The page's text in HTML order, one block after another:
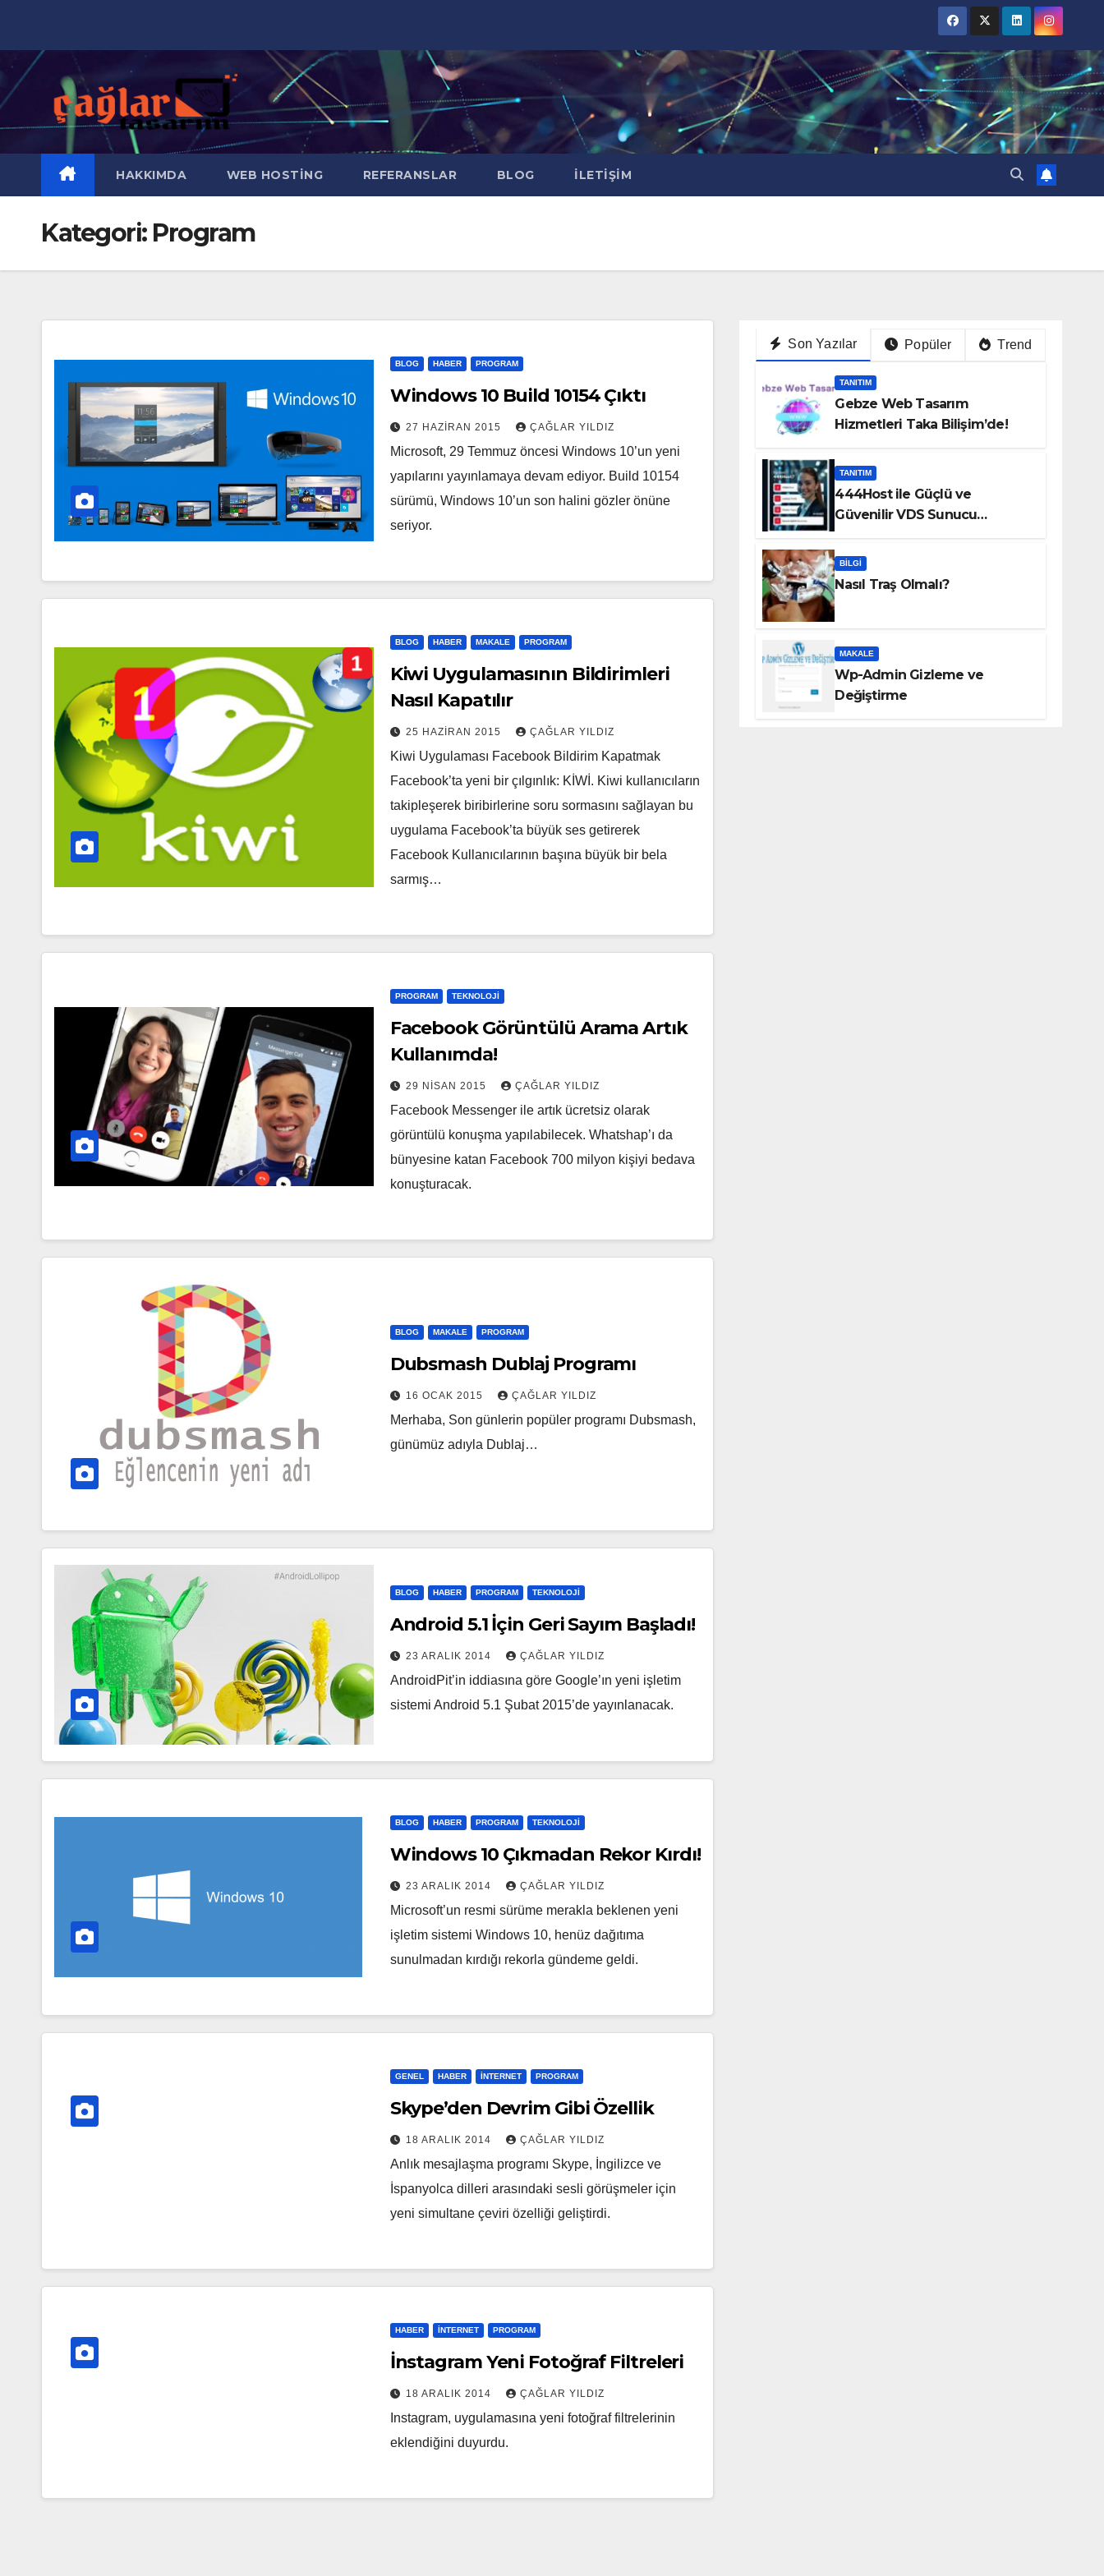
content
HAKKIMDA WEB HOSTING REFERANSLAR BLOG İLETIŞIM
Kategori: Program
BLOG HABER PROGRAM
Windows 10 Build 10154 Çıktı
27 HAZIRAN 2015 ÇAĞLAR YILDIZ
Microsoft, 29 Temmuz öncesi Windows 10’un yeni
yapılarını yayınlamaya devam ediyor. Build 10154
sürümü, Windows 10’un son halini gözler önüne
seriyor.
BLOG HABER MAKALE PROGRAM
Kiwi Uygulamasının Bildirimleri
Nasıl Kapatılır
25 HAZIRAN 2015 ÇAĞLAR YILDIZ
Kiwi Uygulaması Facebook Bildirim Kapatmak
Facebook’ta yeni bir çılgınlık: KİWİ. Kiwi kullanıcıların
takipleşerek biribirlerine soru sormasını sağlayan bu
uygulama Facebook’ta büyük ses getirerek
Facebook Kullanıcılarının başına büyük bir bela
sarmış…
PROGRAM TEKNOLOJI
Facebook Görüntülü Arama Artık
Kullanımda!
29 NISAN 2015 ÇAĞLAR YILDIZ
Facebook Messenger ile artık ücretsiz olarak
görüntülü konuşma yapılabilecek. Whatshap’ı da
bünyesine katan Facebook 700 milyon kişiyi bedava
konuşturacak.
BLOG MAKALE PROGRAM
Dubsmash Dublaj Programı
16 OCAK 2015 ÇAĞLAR YILDIZ
Merhaba, Son günlerin popüler programı Dubsmash,
günümüz adıyla Dublaj…
BLOG HABER PROGRAM TEKNOLOJI
Android 5.1 İçin Geri Sayım Başladı!
23 ARALIK 2014 ÇAĞLAR YILDIZ
AndroidPit’in iddiasına göre Google’ın yeni işletim
sistemi Android 5.1 Şubat 2015’de yayınlanacak.
BLOG HABER PROGRAM TEKNOLOJI
Windows 10 Çıkmadan Rekor Kırdı!
23 ARALIK 2014 ÇAĞLAR YILDIZ
Microsoft’un resmi sürüme merakla beklenen yeni
işletim sistemi Windows 10, henüz dağıtıma
sunulmadan kırdığı rekorla gündeme geldi.
GENEL HABER İNTERNET PROGRAM
Skype’den Devrim Gibi Özellik
18 ARALIK 2014 ÇAĞLAR YILDIZ
Anlık mesajlaşma programı Skype, İngilizce ve
İspanyolca dilleri arasındaki sesli görüşmeler için
yeni simultane çeviri özelliği geliştirdi.
HABER İNTERNET PROGRAM
İnstagram Yeni Fotoğraf Filtreleri
18 ARALIK 2014 ÇAĞLAR YILDIZ
Instagram, uygulamasına yeni fotoğraf filtrelerinin
eklendiğini duyurdu.
Son Yazılar Popüler Trend
TANITIM
Gebze Web Tasarım
Hizmetleri Taka Bilişim’de!
TANITIM
444Host ile Güçlü ve
Güvenilir VDS Sunucu
BILGI
Nasıl Traş Olmalı?
MAKALE
Wp-Admin Gizleme ve
Değiştirme